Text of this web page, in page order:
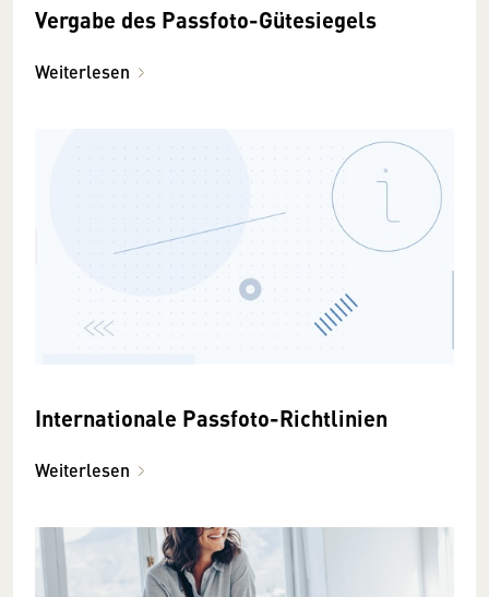
Vergabe des Passfoto-Gütesiegels
Weiterlesen
Internationale Passfoto-Richtlinien
Weiterlesen